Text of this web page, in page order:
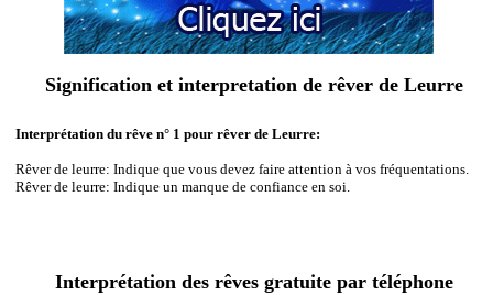
Signification et interpretation de rêver de Leurre
Interprétation du rêve n° 1 pour rêver de Leurre:
Rêver de leurre: Indique que vous devez faire attention à vos fréquentations.
Rêver de leurre: Indique un manque de confiance en soi.
Interprétation des rêves gratuite par téléphone